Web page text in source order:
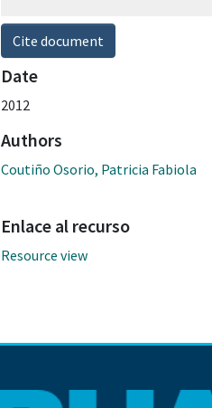
Cite document
Date
2012
Authors
Coutiño Osorio, Patricia Fabiola
Enlace al recurso
Resource view